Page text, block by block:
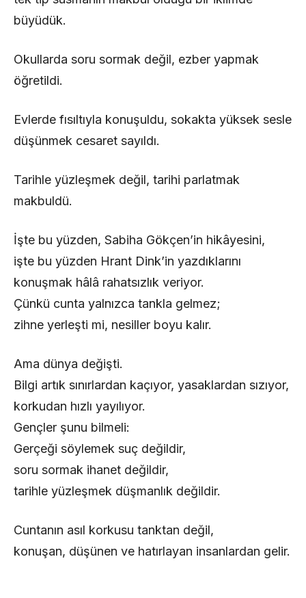
büyüdük.
Okullarda soru sormak değil, ezber yapmak
öğretildi.
Evlerde fısıltıyla konuşuldu, sokakta yüksek sesle
düşünmek cesaret sayıldı.
Tarihle yüzleşmek değil, tarihi parlatmak
makbuldü.
İşte bu yüzden, Sabiha Gökçen’in hikâyesini,
işte bu yüzden Hrant Dink’in yazdıklarını
konuşmak hâlâ rahatsızlık veriyor.
Çünkü cunta yalnızca tankla gelmez;
zihne yerleşti mi, nesiller boyu kalır.
Ama dünya değişti.
Bilgi artık sınırlardan kaçıyor, yasaklardan sızıyor,
korkudan hızlı yayılıyor.
Gençler şunu bilmeli:
Gerçeği söylemek suç değildir,
soru sormak ihanet değildir,
tarihle yüzleşmek düşmanlık değildir.
Cuntanın asıl korkusu tanktan değil,
konuşan, düşünen ve hatırlayan insanlardan gelir.